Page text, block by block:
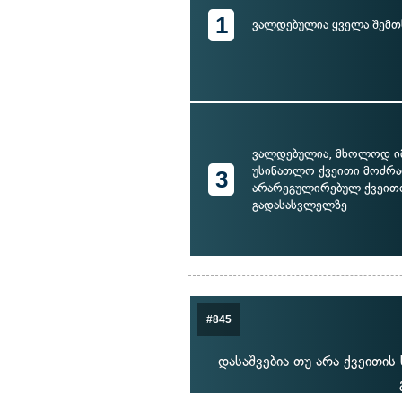
1 ვალდებულია ყველა
3
ვალდებულია, მხოლოდ
უსინათლო ქვეითი
არარეგულირებულ
გადასასვლელზე
#845
დასაშვებია თუ არა